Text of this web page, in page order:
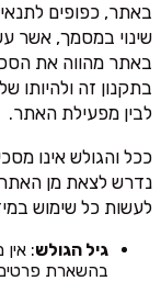
באתר, כפופים
שינוי במסמך, אשר
באתר מהווה את
בתקנון זה ולהיותו
לבין מפעילת האתר.
ככל והגולש אינו
נדרש לצאת מן
לעשות כל שימוש
גיל הגולש: